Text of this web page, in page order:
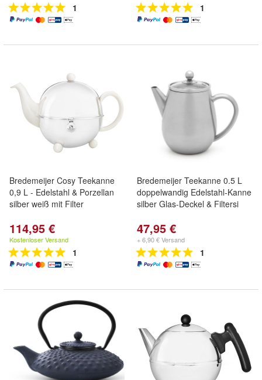
1 1
Bredemeijer Cosy Teekanne
0,9 L - Edelstahl & Porzellan
silber weiß mit Filter
114,95 €
Kostenloser Versand
1
Bredemeijer Teekanne 0.5 L
doppelwandig Edelstahl-Kanne
silber Glas-Deckel & Filtersi
47,95 €
+ 6,90 € Versand
1